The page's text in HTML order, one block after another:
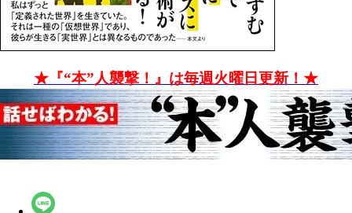
★『“本”人襲撃！』は毎週火曜日更新！★